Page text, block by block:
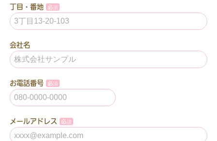
丁目・番地
会社名
お電話番号
メールアドレス